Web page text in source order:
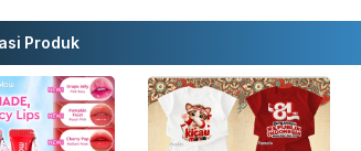
Produk